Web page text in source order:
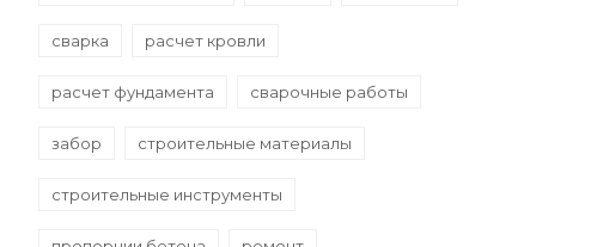
сварка расчет кровли
расчет фундамента сварочные работы
забор строительные материалы
строительные инструменты